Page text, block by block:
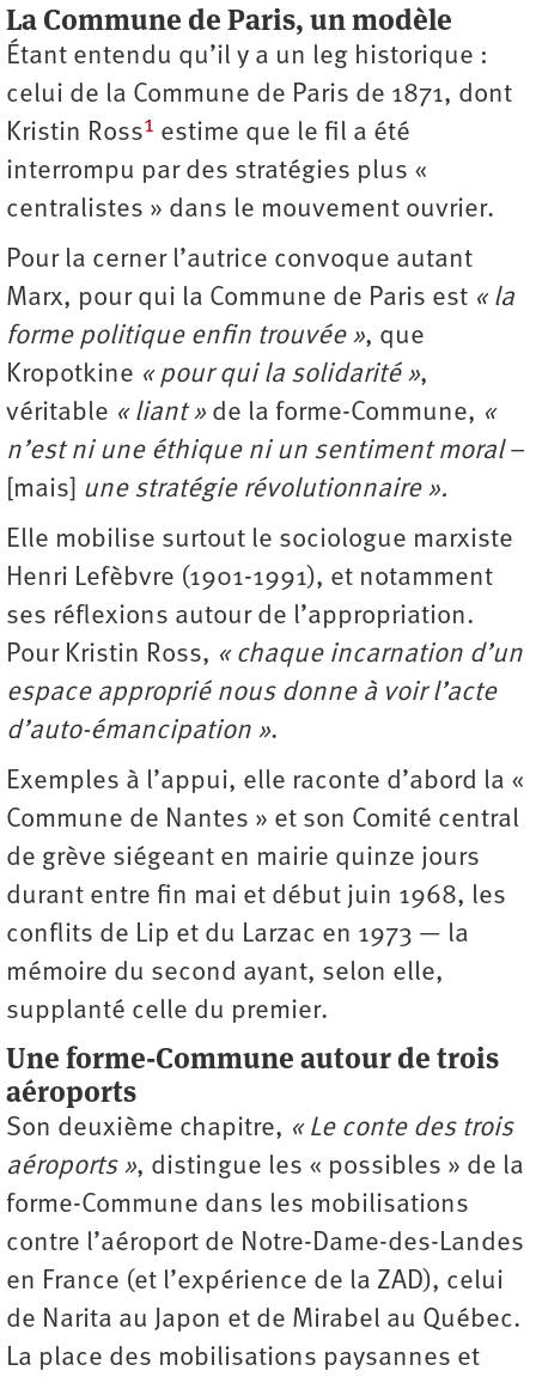
La Commune de Paris, un modèle
Étant entendu qu’il y a un leg historique :
celui de la Commune de Paris de 1871, dont
Kristin Ross1 estime que le fil a été
interrompu par des stratégies plus «
centralistes » dans le mouvement ouvrier.
Pour la cerner l’autrice convoque autant
Marx, pour qui la Commune de Paris est « la
forme politique enfin trouvée », que
Kropotkine « pour qui la solidarité »,
véritable « liant » de la forme-Commune, «
n’est ni une éthique ni un sentiment moral–
[mais]
une stratégie révolutionnaire ».
Elle mobilise surtout le sociologue marxiste
Henri Lefèbvre (1901-1991), et notamment
ses réflexions autour de l’appropriation.
Pour Kristin Ross, « chaque incarnation d’un
espace approprié nous donne à voir l’acte
d’auto-émancipation ».
Exemples à l’appui, elle raconte d’abord la «
Commune de Nantes » et son Comité central
de grève siégeant en mairie quinze jours
durant entre fin mai et début juin 1968, les
conflits de Lip et du Larzac en 1973 — la
mémoire du second ayant, selon elle,
supplanté celle du premier.
Une forme-Commune autour de trois
aéroports
Son deuxième chapitre, « Le conte des trois
aéroports », distingue les « possibles » de la
forme-Commune dans les mobilisations
contre l’aéroport de Notre-Dame-des-Landes
en France (et l’expérience de la ZAD), celui
de Narita au Japon et de Mirabel au Québec.
La place des mobilisations paysannes et